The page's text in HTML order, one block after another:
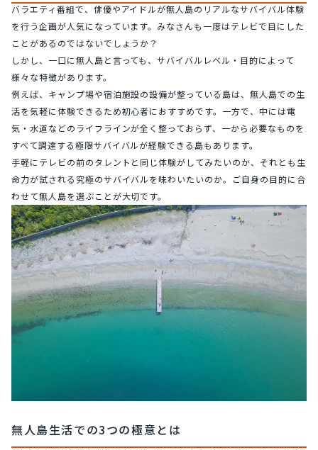
バラエティ番組で、俳優やアイドルが無人島のリアルなサバイバル体験
を行う企画が人気になっています。みなさんも一度はテレビで目にした
ことがあるのではないでしょうか？
しかし、一口に無人島と言っても、サバイバルレベル・目的によって
様々な特徴があります。
例えば、キャンプ場や宿泊施設の設備が整っている島は、無人島での生
活を気軽に体験できるため初心者におすすめです。一方で、中には電
気・水道などのライフラインが全く整っておらず、一から必要なものを
すべて調達する極限サバイバルが経験できる島もあります。
手軽にテレビの前のタレントと同じ体験がしてみたいのか、それとも生
命力が試される究極のサバイバルを味わいたいのか。ご自身の目的に合
わせて無人島を選ぶことが大切です。
無人島生活での3つの極意とは